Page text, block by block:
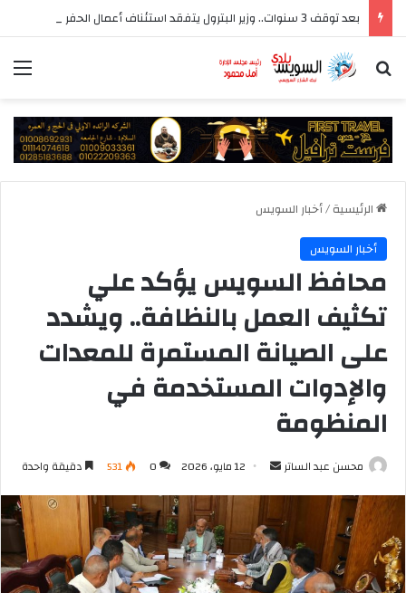
بحث عن
الرئيسية/أخبار السويس
أخبار السويس
محافظ السويس يؤكد علي
تكثيف العمل بالنظافة.. ويشدد
على الصيانة المستمرة للمعدات
والإدوات المستخدمة في
المنظومة
محسن عبد الساتر
أرسل
إلكترونيا
12 مايو، 2026 0
531 دقيقة واحدة